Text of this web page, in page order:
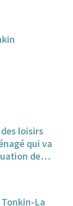
loisirs
qui va
de
La